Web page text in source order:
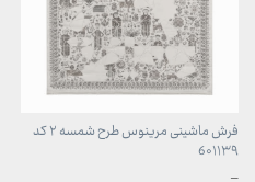
فرش ماشینی مرینوس طرح شمسه ۲ کد
6۰۱۱۳۹